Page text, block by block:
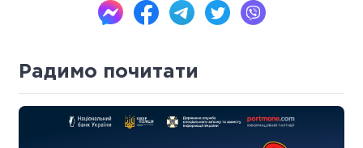
Радимо почитати